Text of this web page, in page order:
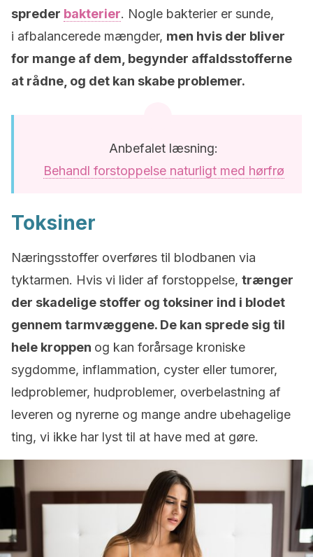
spreder ​​ bakterier. Nogle bakterier er sunde,
i afbalancerede mængder, men hvis der bliver
for mange af dem, begynder affaldsstofferne
at rådne, og det kan skabe problemer.
Anbefalet læsning:
Behandl forstoppelse naturligt med hørfrø
Toksiner
Næringsstoffer overføres til blodbanen via
tyktarmen. Hvis vi lider af forstoppelse, trænger
der skadelige stoffer og toksiner ind i blodet
gennem tarmvæggene. De kan sprede sig til
hele kroppen og kan forårsage kroniske
sygdomme, inflammation, cyster eller tumorer,
ledproblemer, hudproblemer, overbelastning af
leveren og nyrerne og mange andre ubehagelige
ting, vi ikke har lyst til at have med at gøre.